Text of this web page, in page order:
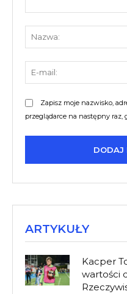
Zapisz moje nazwisko,
przeglądarce na następny raz,
ARTYKUŁY
Kacper
wartości